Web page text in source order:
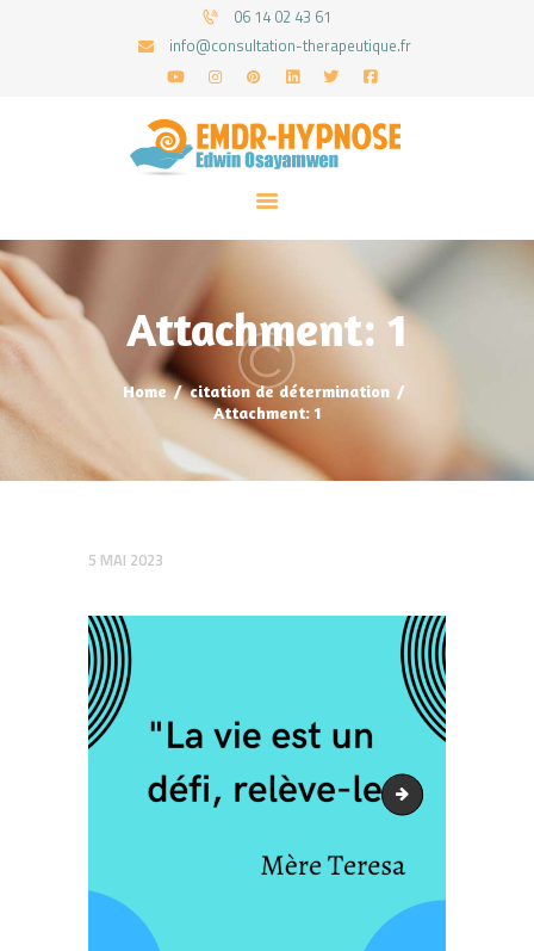
06 14 02 43 61
info@consultation-therapeutique.fr
Attachment: 1
Home
citation de détermination
Attachment: 1
ACCUEIL
MON APPROCHE
ARTICLES
CONSULTATIONS
PRENEZ UN RDV
5 MAI 2023
2